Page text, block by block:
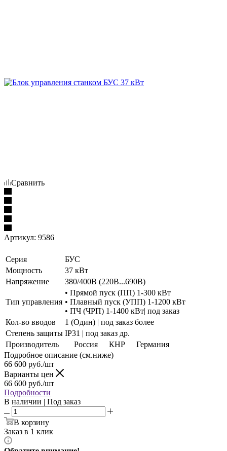
Сравнить
Артикул: 9586
Серия
БУС
Мощность
37 кВт
Напряжение
380/400В (220В...690В)
Тип управления
• Прямой пуск (ПП) 1-300 кВт
• Плавный пуск (УПП) 1-1200 кВт
• ПЧ (ЧРП) 1-1400 кВт| под заказ
Кол-во вводов
1 (Один) | под заказ более
Степень защиты IP31 | под заказ др.
Производитель
Россия КНР
Германия
Подробное описание (см.ниже)
66 600 руб./шт
Варианты цен
66 600 руб./шт
Подробности
В наличии | Под заказ
В корзину
Заказ в 1 клик